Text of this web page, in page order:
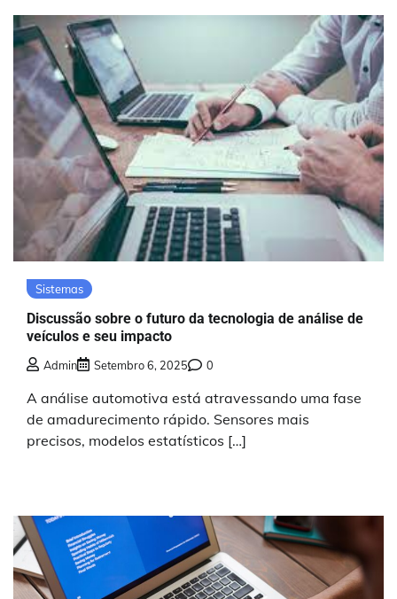
Sistemas
Discussão sobre o futuro da tecnologia de análise de
veículos e seu impacto
Admin Setembro 6, 2025 0
A análise automotiva está atravessando uma fase
de amadurecimento rápido. Sensores mais
precisos, modelos estatísticos […]